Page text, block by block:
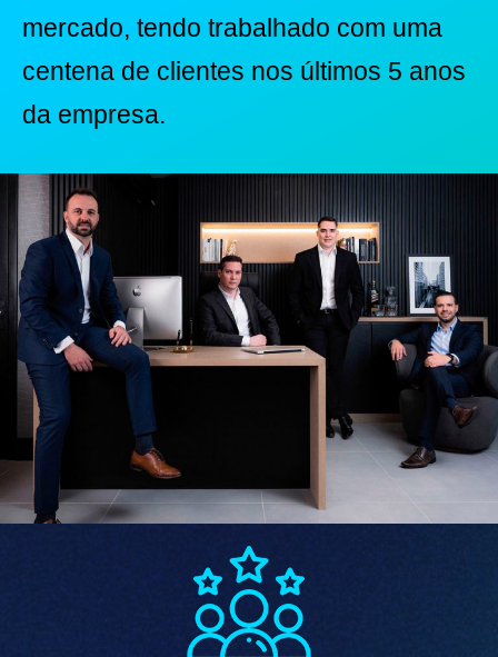
mercado, tendo trabalhado com uma
centena de clientes nos últimos 5 anos
da empresa.